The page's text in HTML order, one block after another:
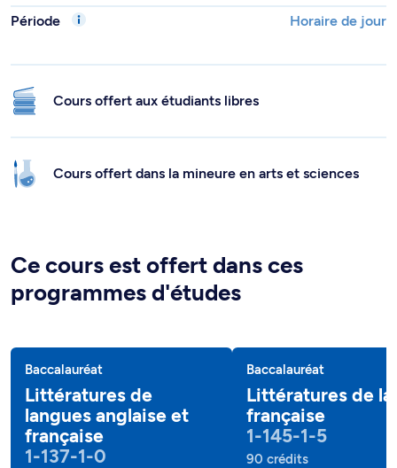
Période
Horaire de jour
Cours offert aux étudiants libres
Cours offert dans la mineure en arts et sciences
Ce cours est offert dans ces
programmes d'études
Baccalauréat
Littératures de
langues anglaise et
française
1-137-1-0
Baccalauréat
Littératures de
française
1-145-1-5
90 crédits